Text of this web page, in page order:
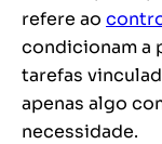
refere ao
condicionam a
tarefas
apenas algo
necessidade.